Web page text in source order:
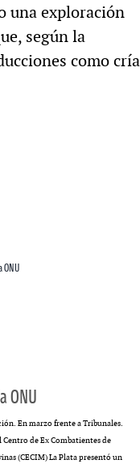
una exploración
según la
como cría
ONU
En marzo frente a Tribunales.
Centro de Ex Combatientes de
(CECIM) La Plata presentó un